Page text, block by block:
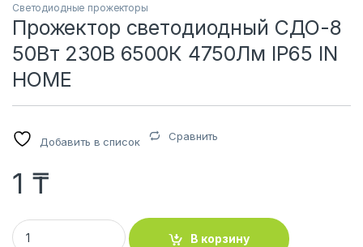
Светодиодные прожекторы
Прожектор светодиодный СДО-8
50Вт 230В 6500К 4750Лм IP65 IN
HOME
Добавить в список Сравнить
1 ₸
Прожектор светодиодный СДО-8 50Вт 230В 6500К
В корзину